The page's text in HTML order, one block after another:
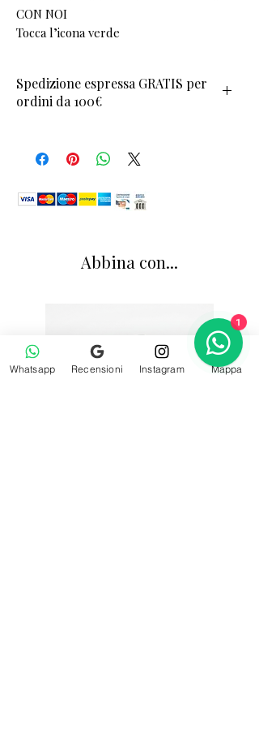
CON NOI
Tocca l’icona verde
Spedizione espressa GRATIS per
ordini da 100€
Abbina con...
Whatsapp Recensioni Instagram Mappa
1